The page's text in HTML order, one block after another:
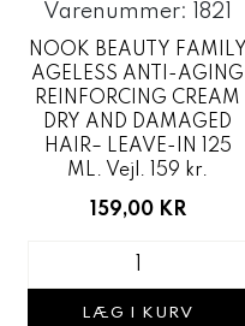
Varenummer: 1821
NOOK BEAUTY FAMILY
AGELESS ANTI-AGING
REINFORCING CREAM
DRY AND DAMAGED
HAIR– LEAVE-IN 125
ML. Vejl. 159 kr.
159,00 KR
LÆG I KURV